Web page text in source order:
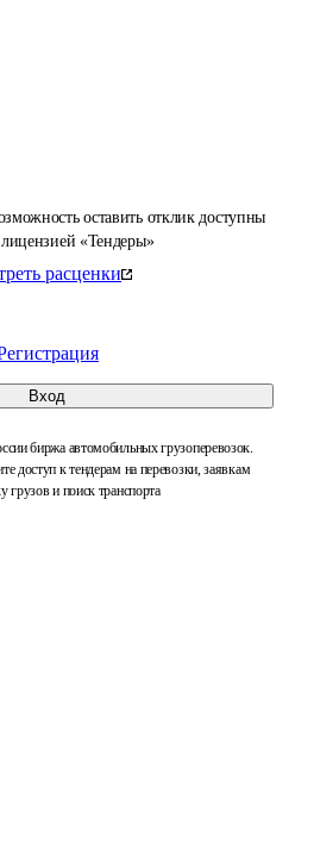
оставить отклик доступны
лицензией «Тендеры»
расценки
Вход
биржа автомобильных грузоперевозок.
доступ к тендерам на перевозки, заявкам
грузов и поиск транспорта